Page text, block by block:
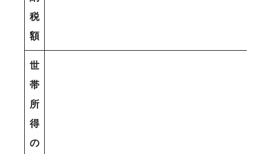
税
額
世
帯
所
得
の